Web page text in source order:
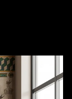
elk model te
met het
beweging en
het grootste
gebracht